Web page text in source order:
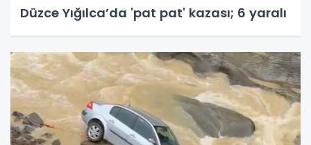
Düzce Yığılca’da 'pat pat' kazası; 6 yaralı